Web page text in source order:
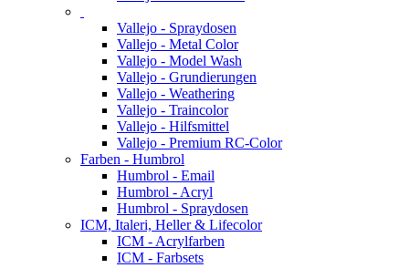
Vallejo - Spraydosen
Vallejo - Metal Color
Vallejo - Model Wash
Vallejo - Grundierungen
Vallejo - Weathering
Vallejo - Traincolor
Vallejo - Hilfsmittel
Vallejo - Premium RC-Color
Farben - Humbrol
Humbrol - Email
Humbrol - Acryl
Humbrol - Spraydosen
ICM, Italeri, Heller & Lifecolor
ICM - Acrylfarben
ICM - Farbsets